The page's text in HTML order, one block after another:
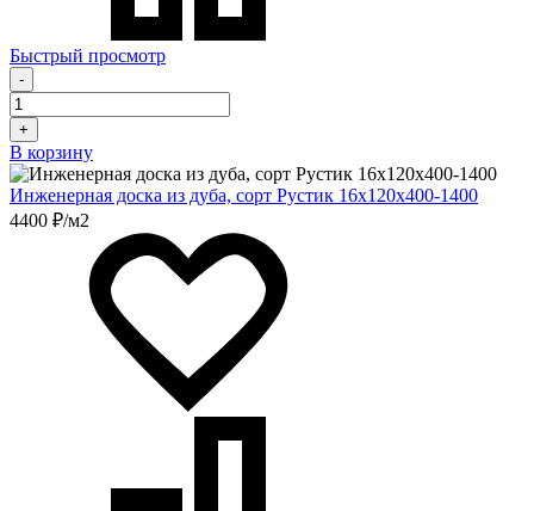
Быстрый просмотр
-
+
В корзину
Инженерная доска из дуба, сорт Рустик 16х120х400-1400
4400 ₽/м2